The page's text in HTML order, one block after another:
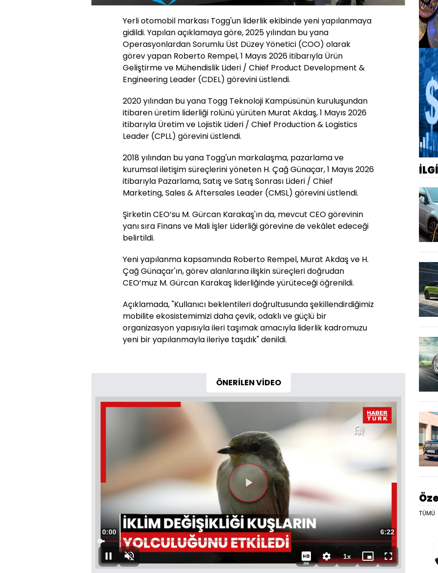
Yerli otomobil markası Togg'un liderlik ekibinde yeni yapılanmaya
gidildi. Yapılan açıklamaya göre, 2025 yılından bu yana
Operasyonlardan Sorumlu Üst Düzey Yönetici (COO) olarak
görev yapan Roberto Rempel, 1 Mayıs 2026 itibarıyla Ürün
Geliştirme ve Mühendislik Lideri / Chief Product Development &
Engineering Leader (CDEL) görevini üstlendi.
2020 yılından bu yana Togg Teknoloji Kampüsünün kuruluşundan
itibaren üretim liderliği rolünü yürüten Murat Akdaş, 1 Mayıs 2026
itibarıyla Üretim ve Lojistik Lideri / Chief Production & Logistics
Leader (CPLL) görevini üstlendi.
2018 yılından bu yana Togg'un markalaşma, pazarlama ve
kurumsal iletişim süreçlerini yöneten H. Çağ Günaçar, 1 Mayıs 2026
itibarıyla Pazarlama, Satış ve Satış Sonrası Lideri / Chief
Marketing, Sales & Aftersales Leader (CMSL) görevini üstlendi.
Şirketin CEO’su M. Gürcan Karakaş'ın da, mevcut CEO görevinin
yanı sıra Finans ve Mali İşler Liderliği görevine de vekâlet edeceği
belirtildi.
Yeni yapılanma kapsamında Roberto Rempel, Murat Akdaş ve H.
Çağ Günaçar'ın, görev alanlarına ilişkin süreçleri doğrudan
CEO’muz M. Gürcan Karakaş liderliğinde yürüteceği öğrenildi.
Açıklamada, "Kullanıcı beklentileri doğrultusunda şekillendirdiğimiz
mobilite ekosistemimizi daha çevik, odaklı ve güçlü bir
organizasyon yapısıyla ileri taşımak amacıyla liderlik kadromuzu
yeni bir yapılanmayla ileriye taşıdık" denildi.
ÖNERİLEN VİDEO
Videoyu
Oynat
Oynat Sesi
Aç
Süre
0:00 Toplam
Süre
6:22
360
Yüklendi:
13.08%
1xOynatma
Hızı
Mini
oynatıcı
Tam
Ekran
TÜMÜ